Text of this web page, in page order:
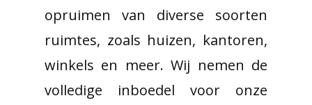
opruimen van diverse soorten
ruimtes, zoals huizen, kantoren,
winkels en meer. Wij nemen de
volledige inboedel voor onze